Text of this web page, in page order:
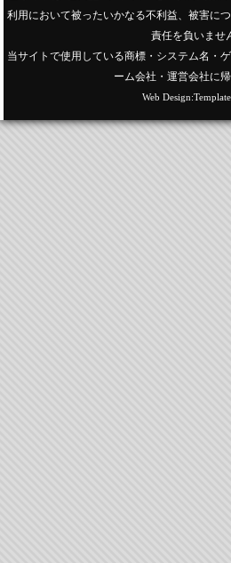
利用において被ったいかなる不利益、被害に
責任を負いませ
当サイトで使用している商標・システム名・
ーム会社・運営会社に帰
Web